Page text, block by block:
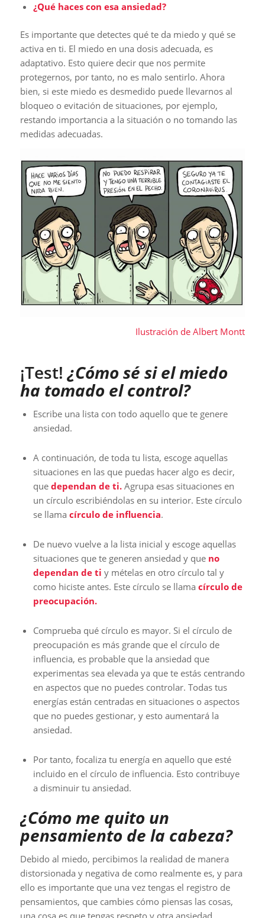
¿Qué haces con esa ansiedad?
Es importante que detectes qué te da miedo y qué se
activa en ti. El miedo en una dosis adecuada, es
adaptativo. Esto quiere decir que nos permite
protegernos, por tanto, no es malo sentirlo. Ahora
bien, si este miedo es desmedido puede llevarnos al
bloqueo o evitación de situaciones, por ejemplo,
restando importancia a la situación o no tomando las
medidas adecuadas.
Ilustración de Albert Montt
¡Test!¿Cómo sé si el miedo
ha tomado el control?
Escribe una lista con todo aquello que te genere
ansiedad.
A continuación, de toda tu lista, escoge aquellas
situaciones en las que puedas hacer algo es decir,
que dependan de ti.Agrupa esas situaciones en
un círculo escribiéndolas en su interior. Este círculo
se llama círculo de influencia.
De nuevo vuelve a la lista inicial y escoge aquellas
situaciones que te generen ansiedad y que no
dependan de ti y mételas en otro círculo tal y
como hiciste antes. Este círculo se llama círculo de
preocupación.
Comprueba qué círculo es mayor. Si el círculo de
preocupación es más grande que el círculo de
influencia, es probable que la ansiedad que
experimentas sea elevada ya que te estás centrando
en aspectos que no puedes controlar. Todas tus
energías están centradas en situaciones o aspectos
que no puedes gestionar, y esto aumentará la
ansiedad.
Por tanto, focaliza tu energía en aquello que esté
incluido en el círculo de influencia. Esto contribuye
a disminuir tu ansiedad.
¿Cómo me quito un
pensamiento de la cabeza?
Debido al miedo, percibimos la realidad de manera
distorsionada y negativa de como realmente es, y para
ello es importante que una vez tengas el registro de
pensamientos, que cambies cómo piensas las cosas,